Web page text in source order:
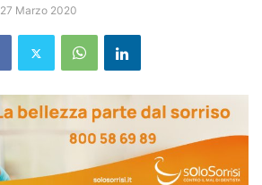
27 Marzo 2020